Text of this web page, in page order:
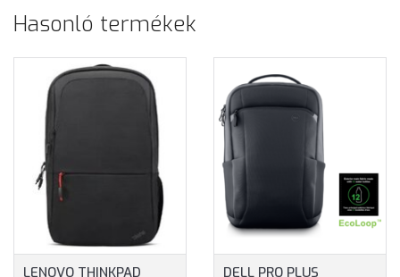
Hasonló termékek
LENOVO THINKPAD
DELL PRO PLUS